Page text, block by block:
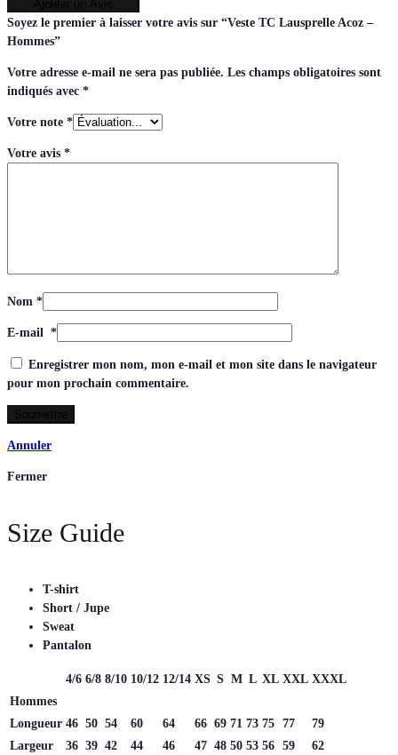
Soyez le premier à laisser votre avis sur “Veste TC Lausprelle Acoz –
Hommes”
Votre adresse e-mail ne sera pas publiée. Les champs obligatoires sont
indiqués avec *
Votre note *
Votre avis *
Nom *
E-mail *
Enregistrer mon nom, mon e-mail et mon site dans le navigateur
pour mon prochain commentaire.
Annuler
Fermer
Size Guide
T-shirt
Short / Jupe
Sweat
Pantalon
4/6 6/8 8/10 10/12 12/14 XS S M L XL XXL XXXL
Hommes
Longueur 46 50 54 60 64 66 69 71 73 75 77
79
Largeur
36 39 42 44 46 47 48 50 53 56 59
62